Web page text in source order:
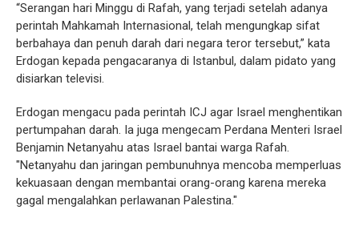
“Serangan hari Minggu di Rafah, yang terjadi setelah adanya
perintah Mahkamah Internasional, telah mengungkap sifat
berbahaya dan penuh darah dari negara teror tersebut,” kata
Erdogan kepada pengacaranya di Istanbul, dalam pidato yang
disiarkan televisi.
Erdogan mengacu pada perintah ICJ agar Israel menghentikan
pertumpahan darah. Ia juga mengecam Perdana Menteri Israel
Benjamin Netanyahu atas Israel bantai warga Rafah.
"Netanyahu dan jaringan pembunuhnya mencoba memperluas
kekuasaan dengan membantai orang-orang karena mereka
gagal mengalahkan perlawanan Palestina."